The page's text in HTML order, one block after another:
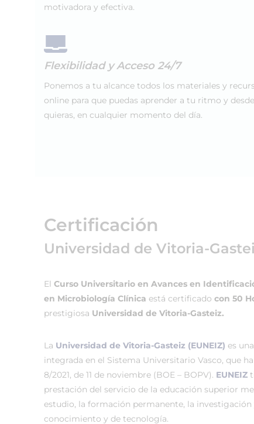
motivadora y efectiva.
Flexibilidad y Acceso 24/7
Ponemos a tu alcance todos los materiales y
online para que puedas aprender a tu ritmo y
quieras, en cualquier momento del día.
Certificación
Universidad de Vitoria-
El Curso Universitario en Avances en
en Microbiología Clínica está certificado con 50
prestigiosa Universidad de Vitoria-Gasteiz.
La Universidad de Vitoria-Gasteiz (EUNEIZ) es
integrada en el Sistema Universitario Vasco, que
8/2021, de 11 de noviembre (BOE – BOPV). EUNEIZ
prestación del servicio de la educación superior
estudio, la formación permanente, la investigación
conocimiento y de tecnología.